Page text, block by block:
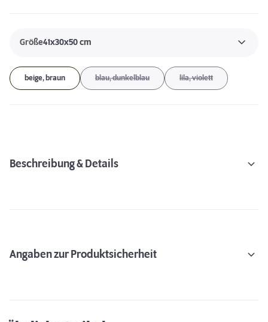
Größe41x30x50 cm
beige, braun blau, dunkelblau lila, violett
Beschreibung & Details
Angaben zur Produktsicherheit